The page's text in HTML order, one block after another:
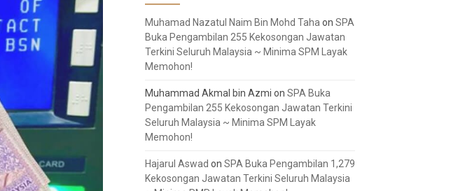
Muhamad Nazatul Naim Bin Mohd Taha on SPA
Buka Pengambilan 255 Kekosongan Jawatan
Terkini Seluruh Malaysia ~ Minima SPM Layak
Memohon!
Muhammad Akmal bin Azmi on SPA Buka
Pengambilan 255 Kekosongan Jawatan Terkini
Seluruh Malaysia ~ Minima SPM Layak
Memohon!
Hajarul Aswad on SPA Buka Pengambilan 1,279
Kekosongan Jawatan Terkini Seluruh Malaysia